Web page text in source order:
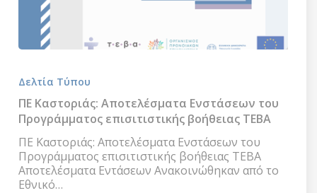
Αποτελέσματα
Ενστάσεων
του
Προγράμματος
επισιτιστικής
βοήθειας
ΤΕΒΑ
Δελτία Τύπου
ΠΕ Καστοριάς: Αποτελέσματα Ενστάσεων του
Προγράμματος επισιτιστικής βοήθειας ΤΕΒΑ
ΠΕ Καστοριάς: Αποτελέσματα Ενστάσεων του
Προγράμματος επισιτιστικής βοήθειας ΤΕΒΑ
Αποτελέσματα Εντάσεων Ανακοινώθηκαν από το
Εθνικό…